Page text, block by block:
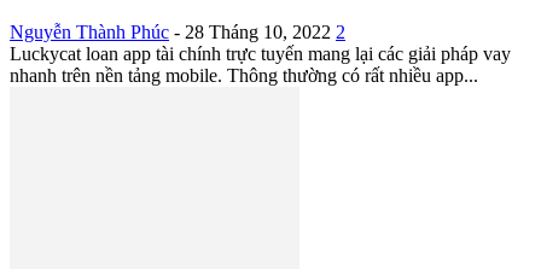
Nguyễn Thành Phúc - 28 Tháng 10, 2022 2
Luckycat loan app tài chính trực tuyến mang lại các giải pháp vay
nhanh trên nền tảng mobile. Thông thường có rất nhiều app...